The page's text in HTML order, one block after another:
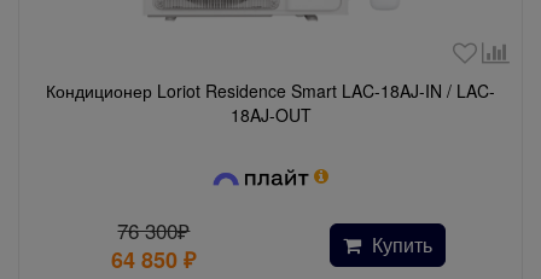
Кондиционер Loriot Residence Smart LAC-18AJ-IN / LAC-
18AJ-OUT
76 300₽
64 850₽ Купить